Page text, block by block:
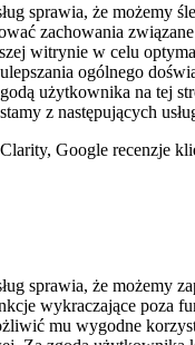
sprawia, że możemy
zachowania
witrynie w celu
ogólnego
użytkownika na tej
z następujących
Google recenzje
sprawia, że możemy
wykraczające poza
mu wygodne